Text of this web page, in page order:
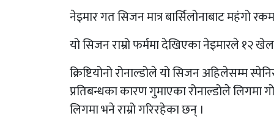
नेइमार गत सिजन मात्र बार्सिलोनाबाट महंगो
यो सिजन राम्रो फर्ममा देखिएका नेइमारले १२
क्रिष्टियोनो रोनाल्डोले यो सिजन अहिलेसम्म
प्रतिबन्धका कारण गुमाएका रोनाल्डोले लिगमा
लिगमा भने राम्रो गरिरहेका छन् ।